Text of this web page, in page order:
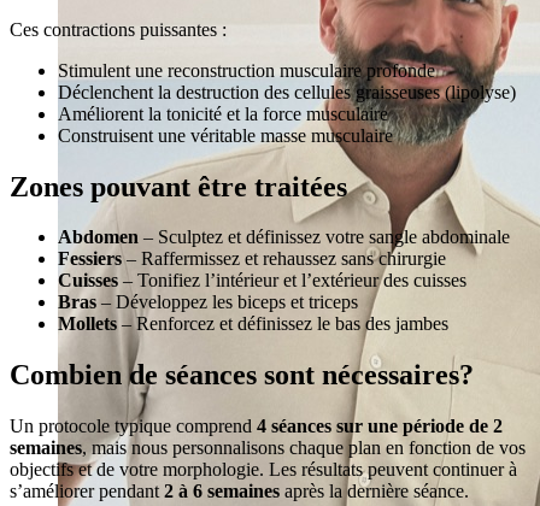
Ces contractions puissantes :
Stimulent une reconstruction musculaire profonde
Déclenchent la destruction des cellules graisseuses (lipolyse)
Améliorent la tonicité et la force musculaire
Construisent une véritable masse musculaire
Zones pouvant être traitées
Abdomen – Sculptez et définissez votre sangle abdominale
Fessiers– Raffermissez et rehaussez sans chirurgie
Cuisses – Tonifiez l’intérieur et l’extérieur des cuisses
Bras – Développez les biceps et triceps
Mollets – Renforcez et définissez le bas des jambes
Combien de séances sont nécessaires?
Un protocole typique comprend 4 séances sur une période de 2
semaines, mais nous personnalisons chaque plan en fonction de vos
objectifs et de votre morphologie. Les résultats peuvent continuer à
s’améliorer pendant 2 à 6 semaines après la dernière séance.